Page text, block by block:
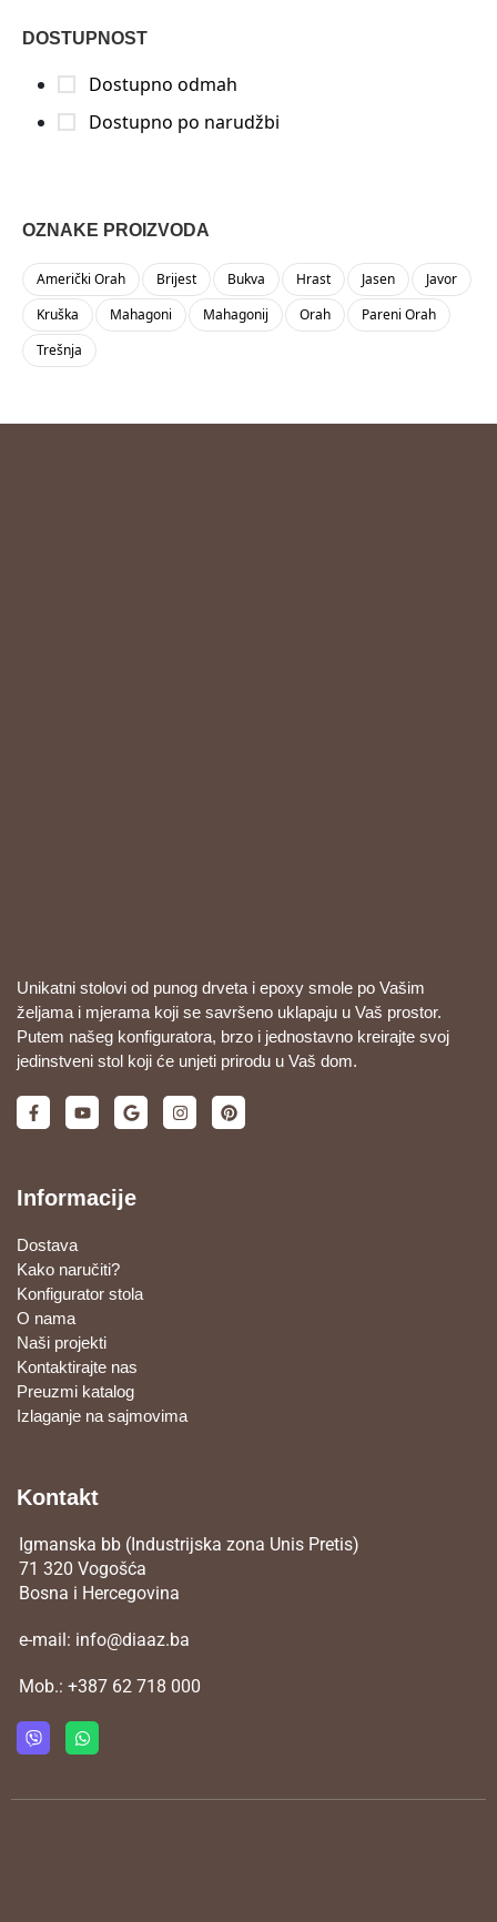
DOSTUPNOST
Dostupno odmah
Dostupno po narudžbi
OZNAKE PROIZVODA
Američki Orah Brijest Bukva Hrast Jasen
Javor
Kruška
Mahagoni Mahagonij Orah
Pareni Orah
Trešnja
Unikatni stolovi od punog drveta i epoxy smole po Vašim
željama i mjerama koji se savršeno uklapaju u Vaš prostor.
Putem našeg konfiguratora, brzo i jednostavno kreirajte svoj
jedinstveni stol koji će unjeti prirodu u Vaš dom.
Informacije
Dostava
Kako naručiti?
Konfigurator stola
O nama
Naši projekti
Kontaktirajte nas
Preuzmi katalog
Izlaganje na sajmovima
Kontakt
Igmanska bb (Industrijska zona Unis Pretis)
71 320 Vogošća
Bosna i Hercegovina
e-mail: info@diaaz.ba
Mob.: +387 62 718 000